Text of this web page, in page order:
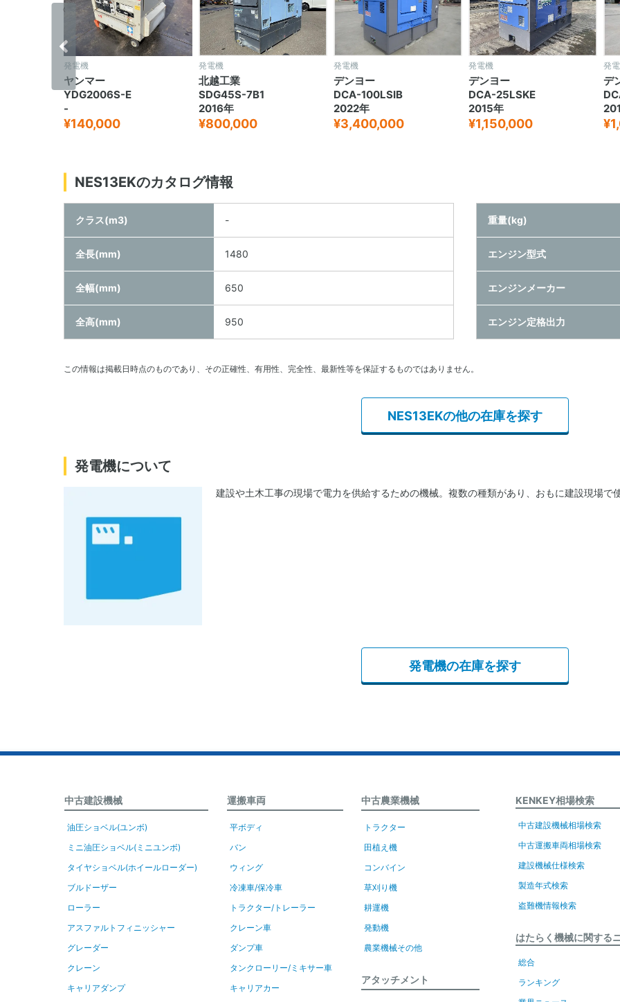
発電機
ヤンマー
YDG2006S-E
-
¥140,000
発電機
北越工業
SDG45S-7B1
2016年
¥800,000
発電機
デンヨー
DCA-100LSIB
2022年
¥3,400,000
発電機
デンヨー
DCA-25LSKE
2015年
¥1,150,000
発
デ
‹
NES13EKのカタログ情報
クラス(m3) -
全長(mm) 1480
全幅(mm) 650
全高(mm) 950
重量(kg)
エンジン型式
エンジンメーカー
エンジン定格出力
この情報は掲載日時点のものであり、その正確性、有用性、完全性、最新性等を保証するものではありません。
NES13EKの他の在庫を探す
発電機について
建設や土木工事の現場で電力を供給するための機械。複数の種類があり、おもに建設現場で
発電機の在庫を探す
中古建設機械
油圧ショベル(ユンボ)
ミニ油圧ショベル(ミニユンボ)
タイヤショベル(ホイールローダー)
ブルドーザー
ローラー
アスファルトフィニッシャー
グレーダー
クレーン
キャリアダンプ
運搬車両
平ボディ
バン
ウィング
冷凍車/保冷車
トラクター/トレーラー
クレーン車
ダンプ車
タンクローリー/ミキサー車
キャリアカー
中古農業機械
トラクター
田植え機
コンバイン
草刈り機
耕運機
発動機
農業機械その他
アタッチメント
KENKEY相場検索
中古建設機械相場検索
中古運搬車両相場検索
建設機械仕様検索
製造年式検索
盗難機情報検索
はたらく機械に関する
総合
ランキング